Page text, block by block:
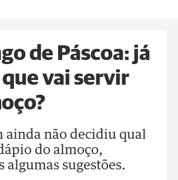
de Páscoa: já
que vai servir
ainda não decidiu qual
do almoço,
algumas sugestões.